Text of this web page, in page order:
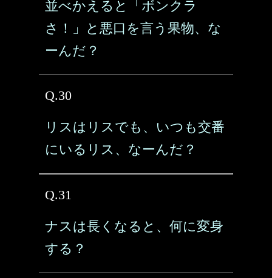
並べかえると「ボンクラ
さ！」と悪口を言う果物、な
ーんだ？
Q.30
リスはリスでも、いつも交番
にいるリス、なーんだ？
Q.31
ナスは長くなると、何に変身
する？